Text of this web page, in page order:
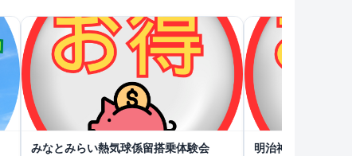
みなとみらい熱気球係留搭乗体験会 明治神宮外苑 森の